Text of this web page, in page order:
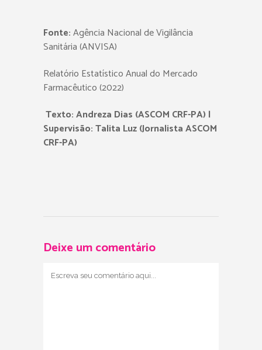
Fonte:Agência Nacional de Vigilância
Sanitária (ANVISA)
Relatório Estatístico Anual do Mercado
Farmacêutico (2022)
Texto: Andreza Dias (ASCOM CRF-PA) |
Supervisão: Talita Luz (Jornalista ASCOM
CRF-PA)
Deixe um comentário